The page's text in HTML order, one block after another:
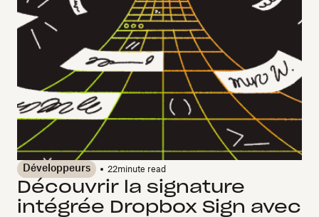
Développeurs 22minute read
Découvrir la signature
intégrée Dropbox Sign avec